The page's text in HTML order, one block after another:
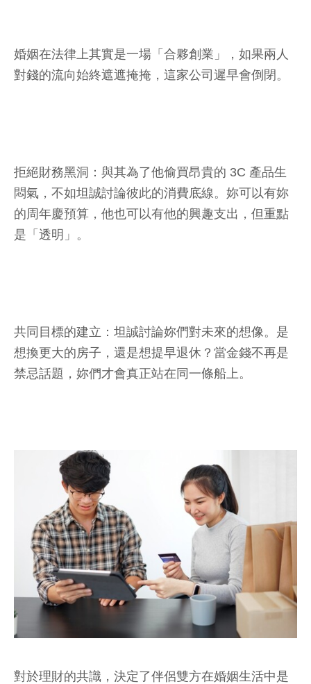
婚姻在法律上其實是一場「合夥創業」，如果兩人
對錢的流向始終遮遮掩掩，這家公司遲早會倒閉。
拒絕財務黑洞：與其為了他偷買昂貴的 3C 產品生
悶氣，不如坦誠討論彼此的消費底線。妳可以有妳
的周年慶預算，他也可以有他的興趣支出，但重點
是「透明」。
共同目標的建立：坦誠討論妳們對未來的想像。是
想換更大的房子，還是想提早退休？當金錢不再是
禁忌話題，妳們才會真正站在同一條船上。
對於理財的共識，決定了伴侶雙方在婚姻生活中是